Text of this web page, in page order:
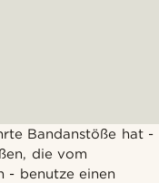
Bandanstöße hat -
die vom
- benutze einen